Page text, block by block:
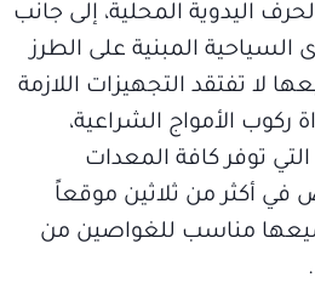
اليدوية المحلية، إلى جانب
السياحية المبنية على الطرز
لا تفتقد التجهيزات اللازمة
ركوب الأمواج الشراعية،
توفر كافة المعدات
في أكثر من ثلاثين موقعاً
مناسب للغواصين من